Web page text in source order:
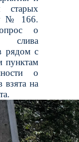
старых
№ 166.
о
слива
рядом с
пунктам
о
на